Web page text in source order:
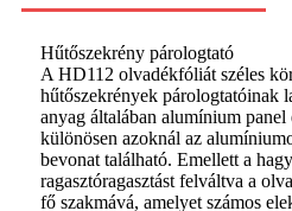
Hűtőszekrény párologtató
A HD112 olvadékfóliát széles
hűtőszekrények párologtatóinak
anyag általában alumínium panel
különösen azoknál az
bevonat található. Emellett a
ragasztóragasztást felváltva a
fő szakmává, amelyet számos